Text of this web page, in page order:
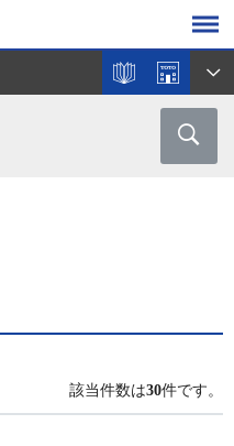
該当件数は30件です。